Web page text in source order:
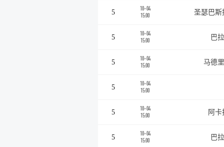
5
10-04
15:00
圣瑟巴斯
5
10-04
15:00
巴
5
10-04
15:00
马德
5
10-04
15:00
5
10-04
15:00
阿
5
10-04
15:00
巴